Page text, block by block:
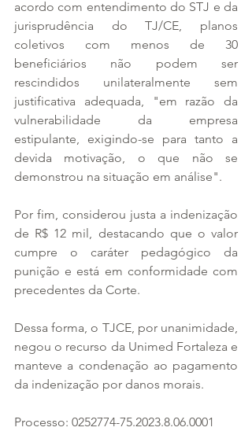
acordo com entendimento do STJ e da
jurisprudência do TJ/CE, planos
coletivos com menos de 30
beneficiários não podem ser
rescindidos unilateralmente sem
justificativa adequada, "em razão da
vulnerabilidade da empresa
estipulante, exigindo-se para tanto a
devida motivação, o que não se
demonstrou na situação em análise".
Por fim, considerou justa a indenização
de R$ 12 mil, destacando que o valor
cumpre o caráter pedagógico da
punição e está em conformidade com
precedentes da Corte.
Dessa forma, o TJCE, por unanimidade,
negou o recurso da Unimed Fortaleza e
manteve a condenação ao pagamento
da indenização por danos morais.
Processo: 0252774-75.2023.8.06.0001